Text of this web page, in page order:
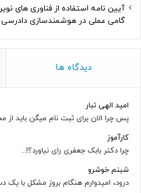
آیین نامه استفاده از فناوری های
گامی عملی در هوشمندسازی دادرسی
دیدگاه ها
امید الهی تبار
پس چرا الان برای ثبت نام میگن باید از
کارآموز
چرا دکتر بابک جعفری رای نیاورد؟!...
شبنم خوشرو
درود، امیدوارم هنگام بروز مشکل با یک